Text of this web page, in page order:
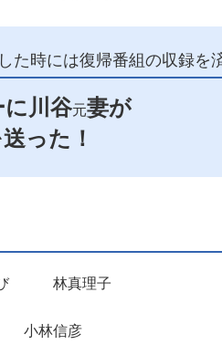
た時には復帰番組の収録を
川谷元妻が
った！
び 林真理子
小林信彦